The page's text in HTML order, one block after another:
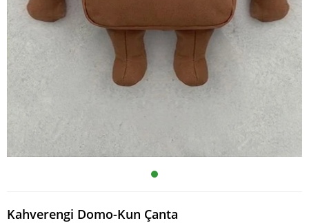
Kahverengi Domo-Kun Çanta